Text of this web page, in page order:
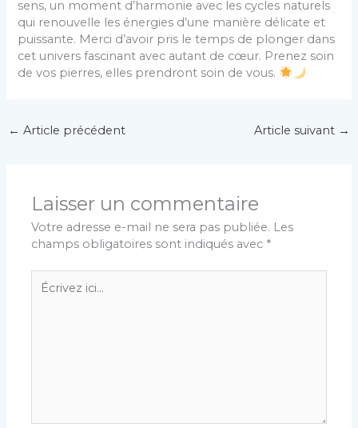
sens, un moment d’harmonie avec les cycles naturels
qui renouvelle les énergies d’une manière délicate et
puissante. Merci d’avoir pris le temps de plonger dans
cet univers fascinant avec autant de cœur. Prenez soin
de vos pierres, elles prendront soin de vous.
← Article précédent Article suivant →
Laisser un commentaire
Votre adresse e-mail ne sera pas publiée. Les
champs obligatoires sont indiqués avec *
Écrivez
ici…